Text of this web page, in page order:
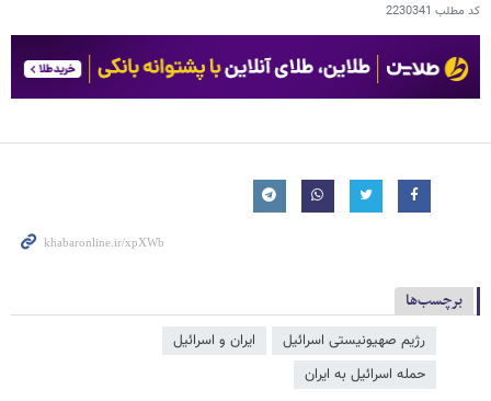
کد مطلب 2230341
برچسب‌ها
رژیم صهیونیستی اسرائیل
ایران و اسرائیل
حمله اسرائیل به ایران